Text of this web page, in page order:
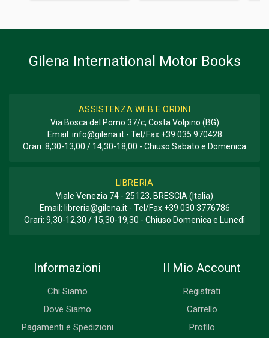
Gilena International Motor Books
ASSISTENZA WEB E ORDINI
Via Bosca del Pomo 37/c, Costa Volpino (BG)
Email: info@gilena.it- Tel/Fax +39 035 970428
Orari: 8,30-13,00 / 14,30-18,00 - Chiuso Sabato e Domenica
LIBRERIA
Viale Venezia 74 - 25123, BRESCIA (Italia)
Email: libreria@gilena.it- Tel/Fax +39 030 3776786
Orari: 9,30-12,30 / 15,30-19,30 - Chiuso Domenica e Lunedì
Informazioni
Chi Siamo
Dove Siamo
Pagamenti e Spedizioni
Il Mio Account
Registrati
Carrello
Profilo